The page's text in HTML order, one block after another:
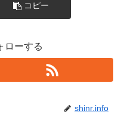
コピー
ローする
shinr.info